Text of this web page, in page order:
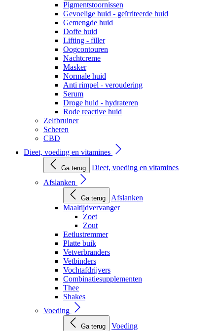
Pigmentstoornissen
Gevoelige huid - geïrriteerde huid
Gemengde huid
Doffe huid
Lifting - filler
Oogcontouren
Nachtcreme
Masker
Normale huid
Anti rimpel - veroudering
Serum
Droge huid - hydrateren
Rode reactive huid
Zelfbruiner
Scheren
CBD
Dieet, voeding en vitamines
Ga terug
Dieet, voeding en vitamines
Afslanken
Ga terug
Afslanken
Maaltijdvervanger
Zoet
Zout
Eetlustremmer
Platte buik
Vetverbranders
Vetbinders
Vochtafdrijvers
Combinatiesupplementen
Thee
Shakes
Voeding
Ga terug
Voeding